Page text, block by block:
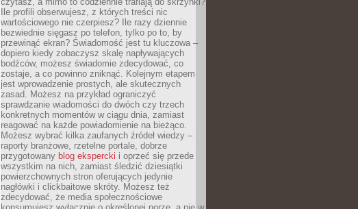
Ile profili obserwujesz, z których treści nic
wartościowego nie czerpiesz? Ile razy dziennie
bezwiednie sięgasz po telefon, tylko po to, by
przewinąć ekran? Świadomość jest tu kluczowa –
dopiero kiedy zobaczysz skalę napływających
bodźców, możesz świadomie zdecydować, co
zostaje, a co powinno zniknąć. Kolejnym etapem
jest wprowadzenie prostych, ale skutecznych
zasad. Możesz na przykład ograniczyć
sprawdzanie wiadomości do dwóch czy trzech
konkretnych momentów w ciągu dnia, zamiast
reagować na każde powiadomienie na bieżąco.
Możesz wybrać kilka zaufanych źródeł wiedzy –
raporty branżowe, rzetelne portale, dobrze
przygotowany blog ekspercki i oprzeć się przede
wszystkim na nich, zamiast śledzić dziesiątki
powierzchownych stron oferujących jedynie
nagłówki i clickbaitowe skróty. Możesz też
zdecydować, że media społecznościowe